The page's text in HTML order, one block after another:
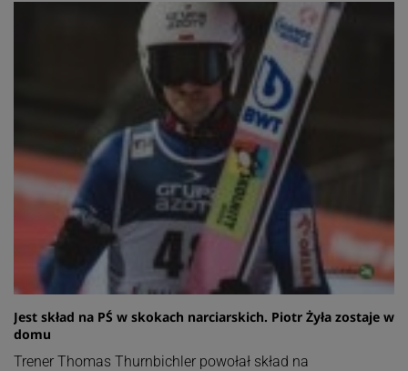
Jest skład na PŚ w skokach narciarskich. Piotr Żyła zostaje w
domu
Trener Thomas Thurnbichler powołał skład na